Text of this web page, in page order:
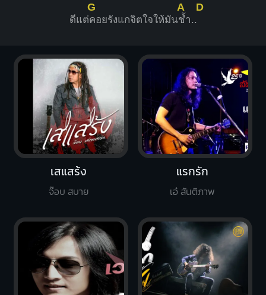
ดีแต่
G
คอยรังแกจิตใจให้มัน
A
ช้ำ..
D
เสแสร้ง
จ๊อบ สบาย
แรกรัก
เอ๋ สันติภาพ